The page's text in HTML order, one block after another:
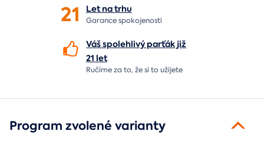
21 Letna trhu
Garance spokojenosti
Váš spolehlivý parťák již
21 let
Ručíme za to,že si to užijete
Program zvolené varianty